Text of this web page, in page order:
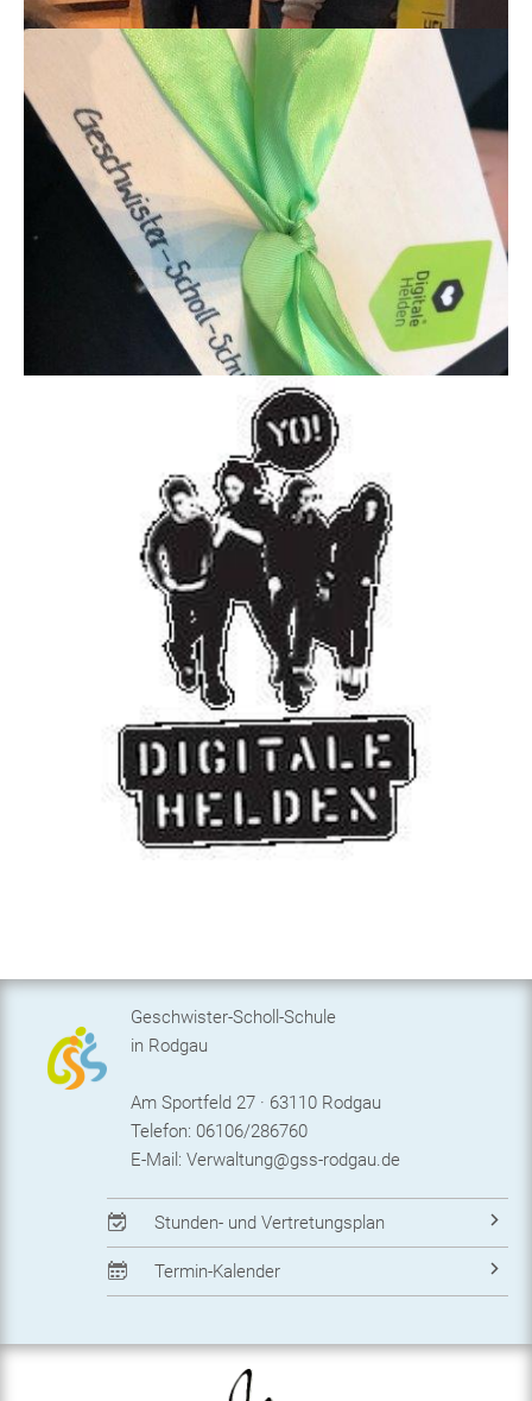
Geschwister-Scholl-Schule
in Rodgau
Am Sportfeld 27 · 63110 Rodgau
Telefon: 06106/286760
E-Mail: Verwaltung@gss-rodgau.de
Stunden- und Vertretungsplan
Termin-Kalender